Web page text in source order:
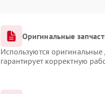
Оригинальные
Используются
гарантирует корректную